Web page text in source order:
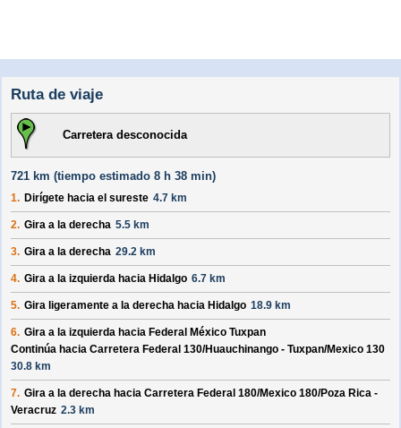
Ruta de viaje
Carretera desconocida
721 km (tiempo estimado 8 h 38 min)
1. Dirígete hacia el sureste 4.7 km
2. Gira a la derecha 5.5 km
3. Gira a la derecha 29.2 km
4. Gira a la izquierda hacia Hidalgo 6.7 km
5. Gira ligeramente a la derecha hacia Hidalgo 18.9 km
6. Gira a la izquierda hacia Federal México Tuxpan
Continúa hacia Carretera Federal 130/Huauchinango - Tuxpan/Mexico 130
30.8 km
7. Gira a la derecha hacia Carretera Federal 180/Mexico 180/Poza Rica -
Veracruz 2.3 km